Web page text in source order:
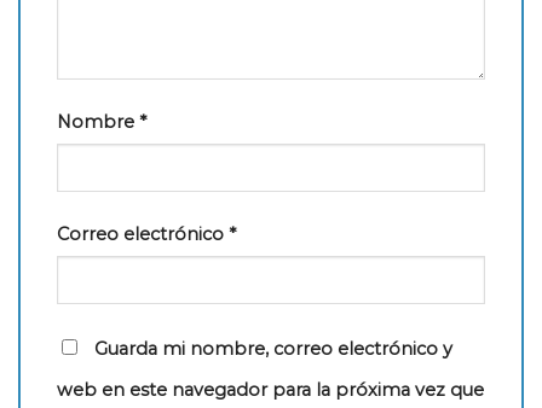
Nombre *
Correo electrónico *
Guarda mi nombre, correo electrónico y
web en este navegador para la próxima vez que